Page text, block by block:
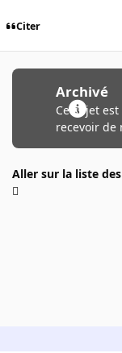
Citer
Archivé
Ce sujet
recevoir de
Aller sur la liste